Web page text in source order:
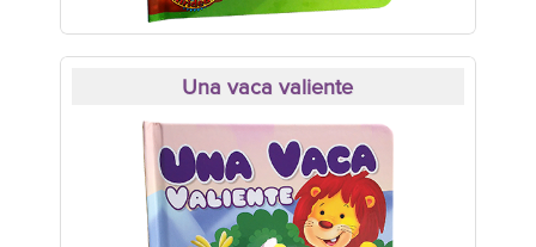
Una vaca valiente